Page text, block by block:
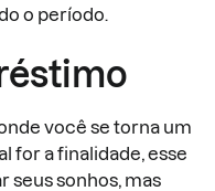
o período.
você se torna um
for a finalidade, esse
seus sonhos, mas